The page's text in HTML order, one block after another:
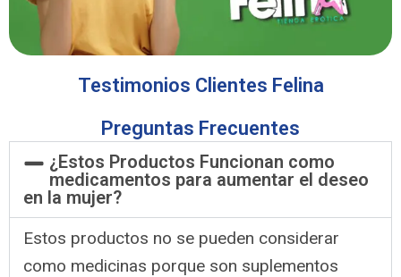
Testimonios Clientes Felina
Preguntas Frecuentes
¿Estos Productos Funcionan como
medicamentos para aumentar el deseo
en la mujer?
Estos productos no se pueden considerar
como medicinas porque son suplementos